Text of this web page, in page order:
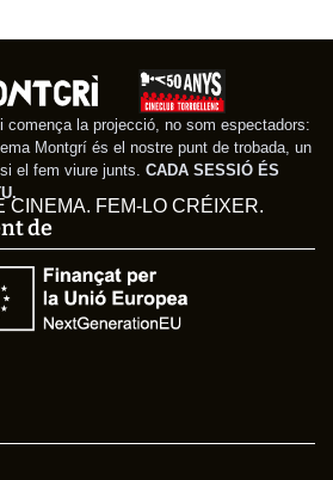
comença la projecció, no som espectadors:
Montgrí és el nostre punt de trobada, un
el fem viure junts. CADA SESSIÓ ÉS
CINEMA. FEM-LO CRÉIXER.
de